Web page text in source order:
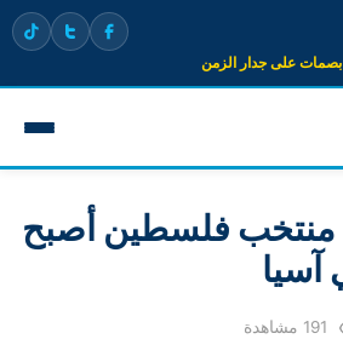
بصمات على جدار الزمن
منتخب فلسطين أصبح
آسيا